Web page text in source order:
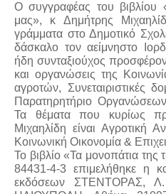
Ο συγγραφέας του βιβλίου
μας», κ Δημήτρης
γράμματα στο Δημοτικό
δάσκαλο τον αείμνηστο
ήδη συνταξιούχος
και οργανώσεις της
αγροτών, Συνεταιριστικές
Παρατηρητήριο
Τα θέματα που κυρίως
Μιχαηλίδη είναι Αγροτική
Κοινωνική Οικονομία &
Το βιβλίο «Τα μονοπάτια
84431-4-3 επιμελήθηκε η
εκδόσεων ΣΤΕΝΤΟΡΑΣ, Λ.